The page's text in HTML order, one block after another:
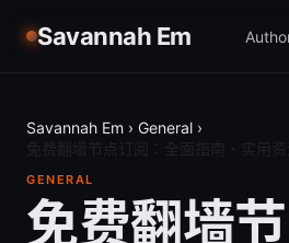
Savannah Em
Savannah Em › General ›
GENERAL
免费翻墙